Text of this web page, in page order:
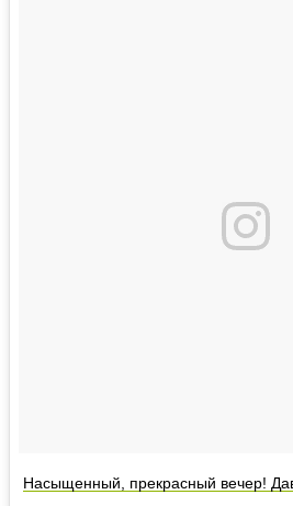
Насыщенный, прекрасный вечер!